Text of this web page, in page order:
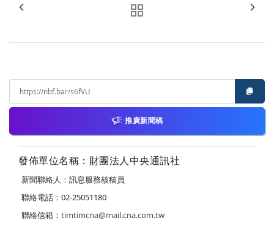
推廣新聞稿
發佈單位名稱：財團法人中央通訊社
新聞聯絡人：訊息服務核稿員
聯絡電話：02-25051180
聯絡信箱： timtimcna@mail.cna.com.tw